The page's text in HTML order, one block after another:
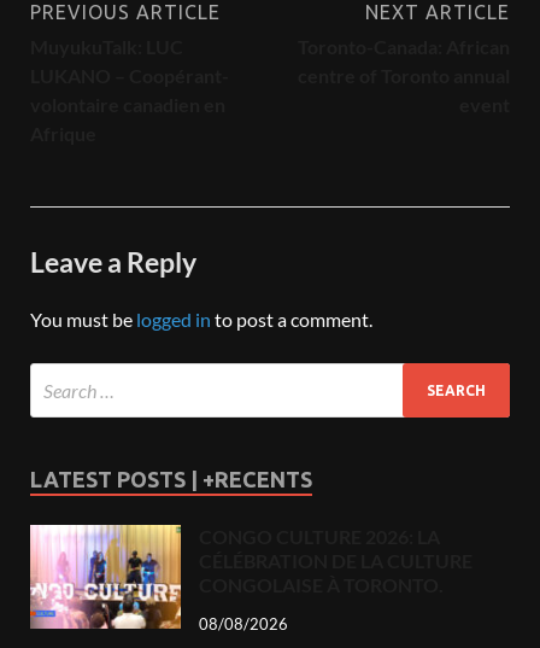
PREVIOUS ARTICLE NEXT ARTICLE
Leave a Reply
You must be logged in to post a comment.
LATEST POSTS | +RECENTS
08/08/2026